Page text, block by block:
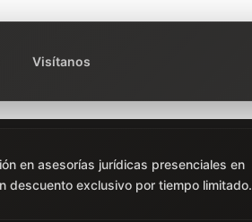
Visítanos
en asesorías jurídicas presenciales en
descuento exclusivo por tiempo limitado.